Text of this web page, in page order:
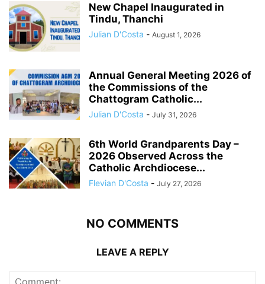
New Chapel Inaugurated in
Tindu, Thanchi
Julian D'Costa - August 1, 2026
Annual General Meeting 2026 of
the Commissions of the
Chattogram Catholic...
Julian D'Costa - July 31, 2026
6th World Grandparents Day –
2026 Observed Across the
Catholic Archdiocese...
Flevian D'Costa - July 27, 2026
NO COMMENTS
LEAVE A REPLY